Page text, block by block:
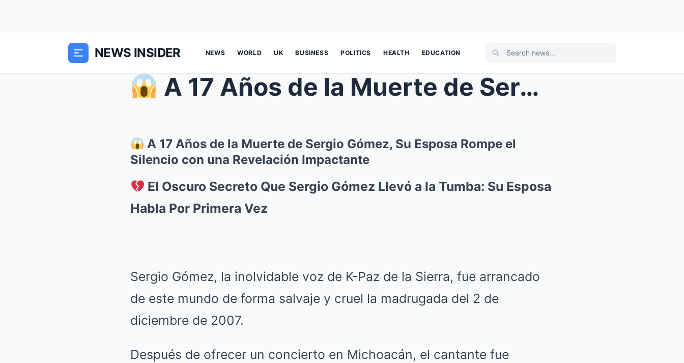
NEWS INSIDER NEWS WORLD UK BUSINESS POLITICS HEALTH EDUCATION
A 17 Años de la Muerte de Sergio Gómez, Su Espos...
A 17 Años de la Muerte de Sergio Gómez, Su Esposa Rompe el
Silencio con una Revelación Impactante
El Oscuro Secreto Que Sergio Gómez Llevó a la Tumba: Su Esposa
Habla Por Primera Vez
Sergio Gómez, la inolvidable voz de K-Paz de la Sierra, fue arrancado
de este mundo de forma salvaje y cruel la madrugada del 2 de
diciembre de 2007.
Después de ofrecer un concierto en Michoacán, el cantante fue